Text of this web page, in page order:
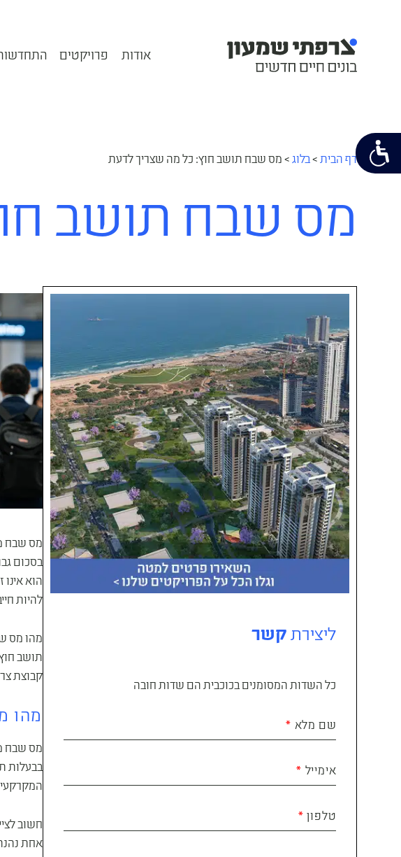
אודות פרויקטים התחדשות
דף הבית > בלוג > מס שבח תושב חוץ: כל מה שצריך לדעת
מס שבח תושב
מס שבח
בסכום
הוא
להיות
מהו מס
תושב
קבוצת
מהו
מס שבח
בבעלות
אחת
ליצירת קשר
כל השדות המסומנים בכוכבית הם שדות חובה
שם מלא
אימייל
טלפון